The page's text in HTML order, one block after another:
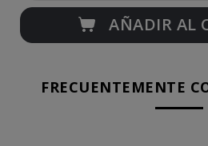
AÑADIR AL
FRECUENTEMENTE